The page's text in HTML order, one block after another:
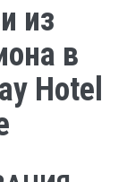
из
в
Hotel